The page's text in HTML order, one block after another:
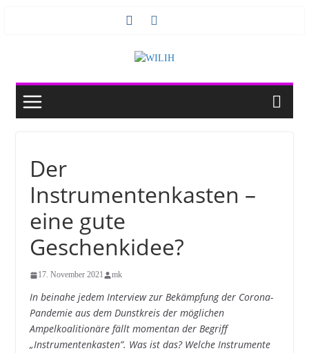
Der
Instrumentenkasten –
eine gute
Geschenkidee?
17. November 2021 mk
In beinahe jedem Interview zur Bekämpfung der Corona-
Pandemie aus dem Dunstkreis der möglichen
Ampelkoalitionäre fällt momentan der Begriff
„Instrumentenkasten”. Was ist das? Welche Instrumente